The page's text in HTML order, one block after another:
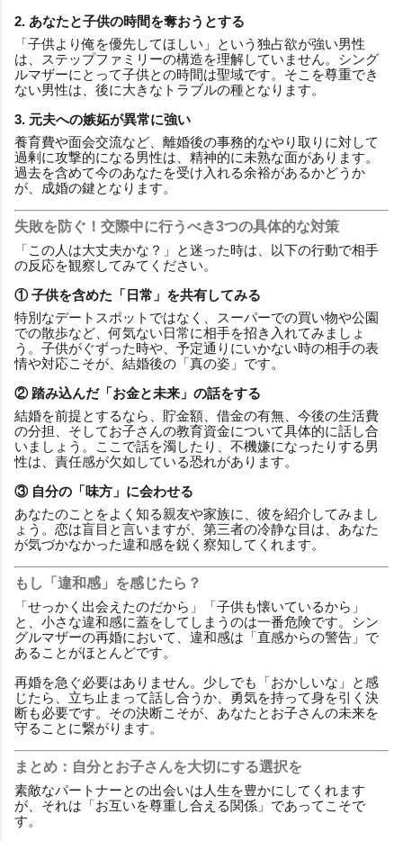
2. あなたと子供の時間を奪おうとする
「子供より俺を優先してほしい」という独占欲が強い男性
は、ステップファミリーの構造を理解していません。シング
ルマザーにとって子供との時間は聖域です。そこを尊重でき
ない男性は、後に大きなトラブルの種となります。
3. 元夫への嫉妬が異常に強い
養育費や面会交流など、離婚後の事務的なやり取りに対して
過剰に攻撃的になる男性は、精神的に未熟な面があります。
過去を含めて今のあなたを受け入れる余裕があるかどうか
が、成婚の鍵となります。
失敗を防ぐ！交際中に行うべき3つの具体的な対策
「この人は大丈夫かな？」と迷った時は、以下の行動で相手
の反応を観察してみてください。
① 子供を含めた「日常」を共有してみる
特別なデートスポットではなく、スーパーでの買い物や公園
での散歩など、何気ない日常に相手を招き入れてみましょ
う。子供がぐずった時や、予定通りにいかない時の相手の表
情や対応こそが、結婚後の「真の姿」です。
② 踏み込んだ「お金と未来」の話をする
結婚を前提とするなら、貯金額、借金の有無、今後の生活費
の分担、そしてお子さんの教育資金について具体的に話し合
いましょう。ここで話を濁したり、不機嫌になったりする男
性は、責任感が欠如している恐れがあります。
③ 自分の「味方」に会わせる
あなたのことをよく知る親友や家族に、彼を紹介してみまし
ょう。恋は盲目と言いますが、第三者の冷静な目は、あなた
が気づかなかった違和感を鋭く察知してくれます。
もし「違和感」を感じたら？
「せっかく出会えたのだから」「子供も懐いているから」
と、小さな違和感に蓋をしてしまうのは一番危険です。シン
グルマザーの再婚において、違和感は「直感からの警告」で
あることがほとんどです。
再婚を急ぐ必要はありません。少しでも「おかしいな」と感
じたら、立ち止まって話し合うか、勇気を持って身を引く決
断も必要です。その決断こそが、あなたとお子さんの未来を
守ることに繋がります。
まとめ：自分とお子さんを大切にする選択を
素敵なパートナーとの出会いは人生を豊かにしてくれます
が、それは「お互いを尊重し合える関係」であってこそで
す。